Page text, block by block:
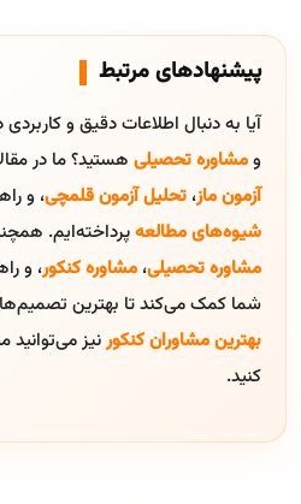
پیشنهادهای مرتبط
آیا به دنبال اطلاعات دقیق و
ومشاوره تحصیلی هستید؟ ما در
آزمون ماز، تحلیل آزمون قلمچی، و
شیوه‌های مطالعهپرداخته‌ایم.
مشاوره تحصیلی، مشاوره کنکور، و
شما کمک می‌کند تا بهترین تصمیم‌ها
بهترین مشاوران کنکورنیز می‌توانید
کنید.